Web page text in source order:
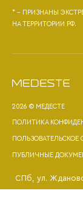
СПб , ул.
* - ПРИЗНАНЫ
НА ТЕРРИТОРИИ РФ.
2026 © МЕДЕСТЕ
ПОЛИТИКА
ПОЛЬЗОВАТЕЛЬСКОЕ
ПУБЛИЧНЫЕ